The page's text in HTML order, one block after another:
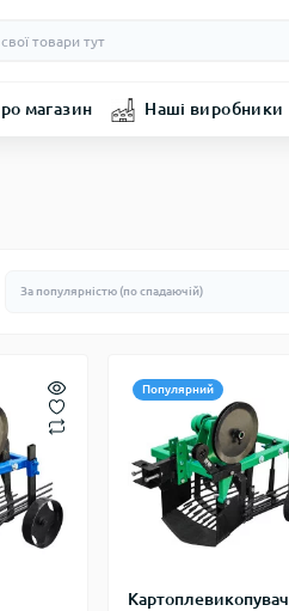
магазин Наші виробники
Популярний
Картоплевикопувач